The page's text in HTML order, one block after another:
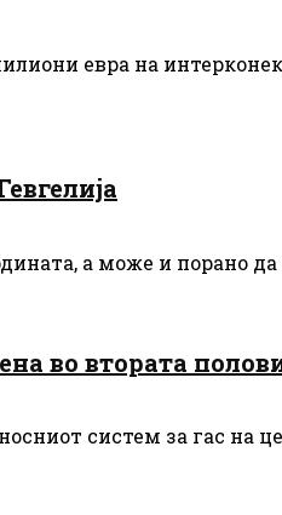
евра на
а може и порано
во втората
систем за гас на